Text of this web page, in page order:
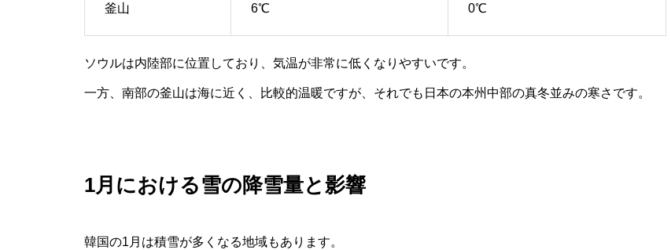
釜山 6℃ 0℃
ソウルは内陸部に位置しており、気温が非常に低くなりやすいです。
一方、南部の釜山は海に近く、比較的温暖ですが、それでも日本の本州中部の真冬並みの寒さです。
1月における雪の降雪量と影響
韓国の1月は積雪が多くなる地域もあります。